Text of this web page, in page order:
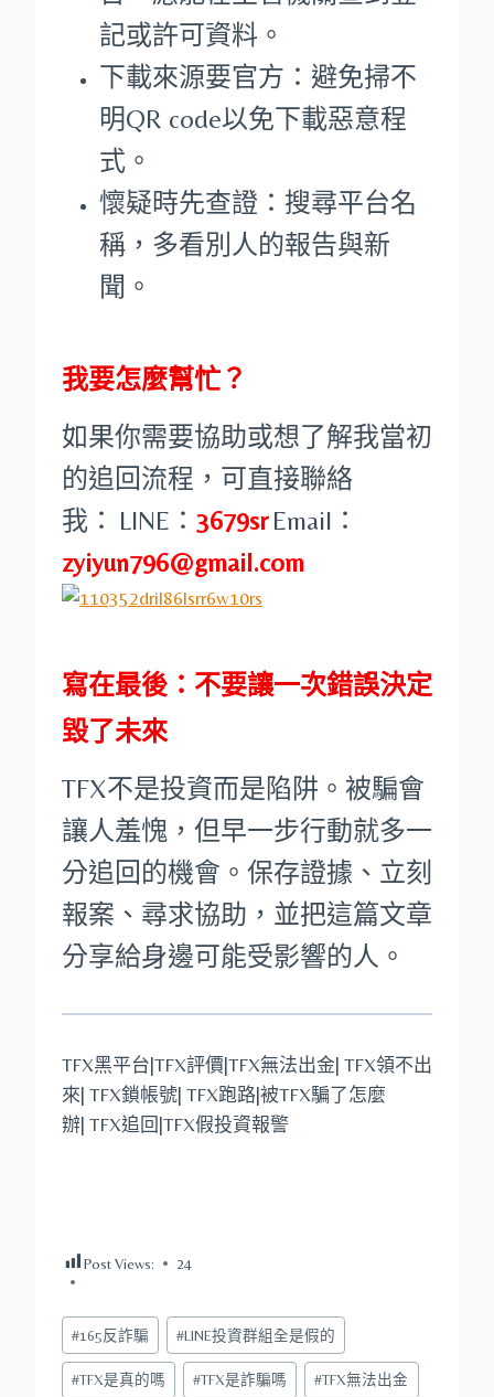
記或許可資料。
下載來源要官方：避免掃不
明QR code以免下載惡意程
式。
懷疑時先查證：搜尋平台名
稱，多看別人的報告與新
聞。
我要怎麼幫忙？
如果你需要協助或想了解我當初
的追回流程，可直接聯絡
我： LINE： 3679sr Email：
zyiyun796@gmail.com
寫在最後：不要讓一次錯誤決定
毀了未來
TFX不是投資而是陷阱。被騙會
讓人羞愧，但早一步行動就多一
分追回的機會。保存證據、立刻
報案、尋求協助，並把這篇文章
分享給身邊可能受影響的人。
TFX黑平台|TFX評價|TFX無法出金| TFX領不出
來| TFX鎖帳號| TFX跑路|被TFX騙了怎麼
辦| TFX追回|TFX假投資報警
Post Views: 24
Post
Tags:
#165反詐騙 #LINE投資群組全是假的
#TFX是真的嗎 #TFX是詐騙嗎 #TFX無法出金